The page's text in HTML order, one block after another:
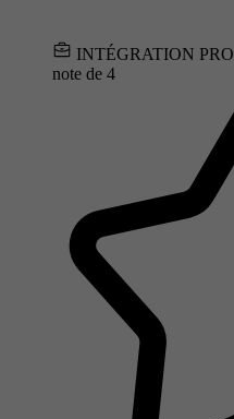
INTÉGRATION PRO
note de 4